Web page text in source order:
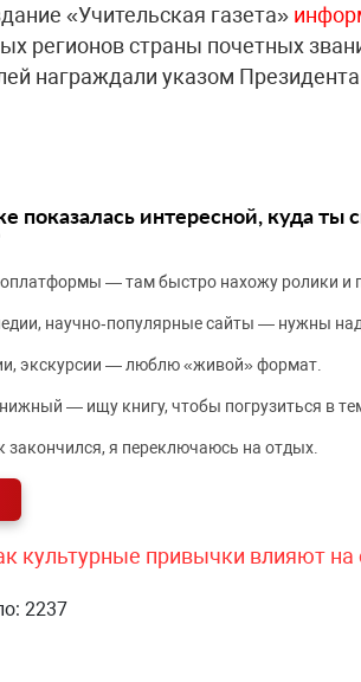
«Учительская газета»
регионов страны почетных
награждали указом
показалась интересной, куда
— там быстро нахожу ролики и
научно‑популярные сайты — нужны
экскурсии — люблю «живой» формат.
— ищу книгу, чтобы погрузиться в
закончился, я переключаюсь на отдых.
культурные привычки влияют на
2237